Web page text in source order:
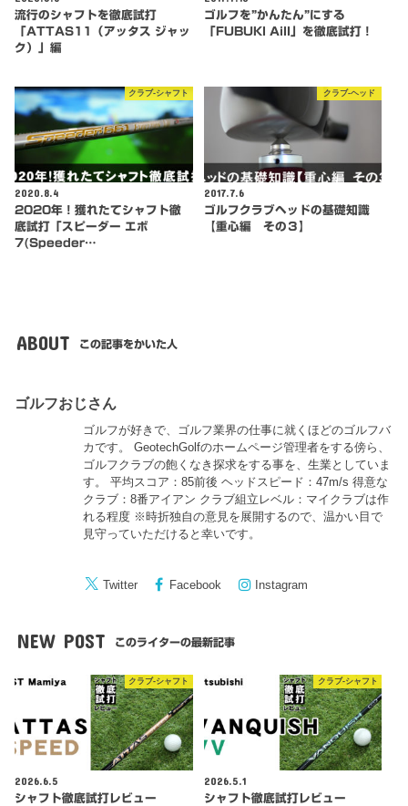
流行のシャフトを徹底試打
「ATTAS11（アッタス ジャッ
ク）」編
ゴルフを”かんたん”にする
「FUBUKI AiII」を徹底試打！
クラブ-シャフト
2020.8.4
2020年！獲れたてシャフト徹
底試打「スピーダー エボ
7(Speeder…
クラブ-ヘッド
2017.7.6
ゴルフクラブヘッドの基礎知識
【重心編 その３】
ABOUT この記事をかいた人
ゴルフおじさん
ゴルフが好きで、ゴルフ業界の仕事に就くほどのゴルフバ
カです。 GeotechGolfのホームページ管理者をする傍ら、
ゴルフクラブの飽くなき探求をする事を、生業としていま
す。 平均スコア：85前後 ヘッドスピード：47m/s 得意な
クラブ：8番アイアン クラブ組立レベル：マイクラブは作
れる程度 ※時折独自の意見を展開するので、温かい目で
見守っていただけると幸いです。
Twitter Facebook Instagram
NEW POST このライターの最新記事
クラブ-シャフト
2026.6.5
シャフト徹底試打レビュー
クラブ-シャフト
2026.5.1
シャフト徹底試打レビュー